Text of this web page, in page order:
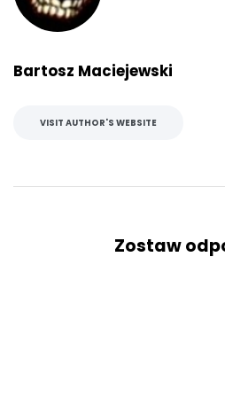
Bartosz Maciejewski
VISIT AUTHOR'S WEBSITE
Zostaw